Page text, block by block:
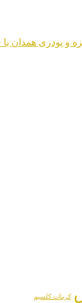
و پودری همدان با
کربنات کلسیم